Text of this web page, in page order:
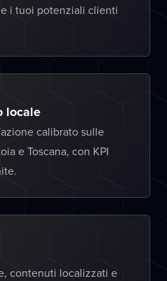
i tuoi potenziali clienti
locale
calibrato sulle
e Toscana, con KPI
contenuti localizzati e